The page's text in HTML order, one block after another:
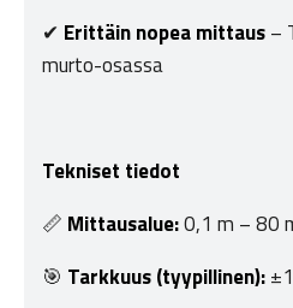
✔ Erittäin nopea mittaus–
murto-osassa
Tekniset tiedot
📏 Mittausalue:0,1 m – 80
🎯 Tarkkuus (tyypillinen):